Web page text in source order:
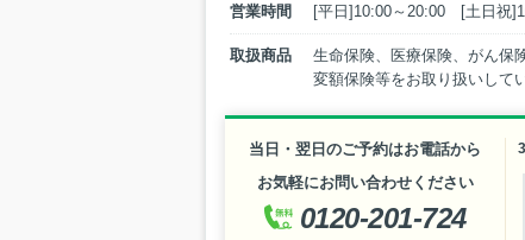
営業時間 [平日]10:00～20:00 [土日祝
取扱商品
生命保険、医療保険、がん保
変額保険等をお取り扱いして
当日・翌日のご予約はお電話から
お気軽にお問い合わせください
0120-201-724